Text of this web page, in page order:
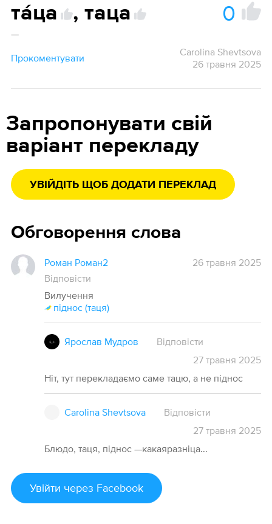
та́ца , таца 0
—
Прокоментувати
Carolina Shevtsova
26 травня 2025
Запропонувати свій
варіант перекладу
УВІЙДІТЬ ЩОБ ДОДАТИ ПЕРЕКЛАД
Обговорення слова
Роман Роман2
26 травня 2025
Відповісти
Вилучення
піднос (таця)
Ярослав Мудров
Відповісти
27травня 2025
Ніт, тут перекладаємо саме тацю, а не піднос
Carolina Shevtsova
Відповісти
27травня 2025
Блюдо, таця, піднос —какаяразніца...
Увійти через Facebook